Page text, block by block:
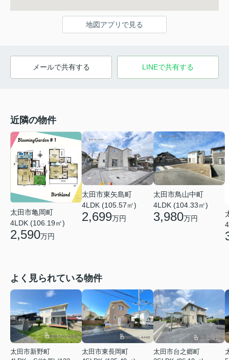
地図アプリで見る
メールで共有する LINEで共有する
近隣の物件
太田市亀岡町
4LDK (106.19㎡)
2,590万円
太田市東矢島町
4LDK (105.57㎡)
2,699万円
太田市鳥山中町
4LDK (104.33㎡)
3,980万円
よく見られている物件
太田市新野町
太田市東長岡町
太田市台之郷町